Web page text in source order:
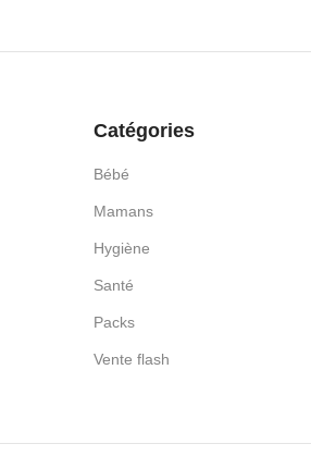
Catégories
Bébé
Mamans
Hygiène
Santé
Packs
Vente flash